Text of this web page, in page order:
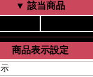
▼ 該当商品
商品表示設定